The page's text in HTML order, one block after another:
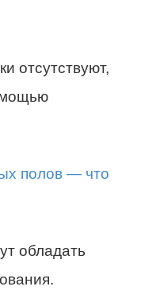
отсутствуют,
обладать